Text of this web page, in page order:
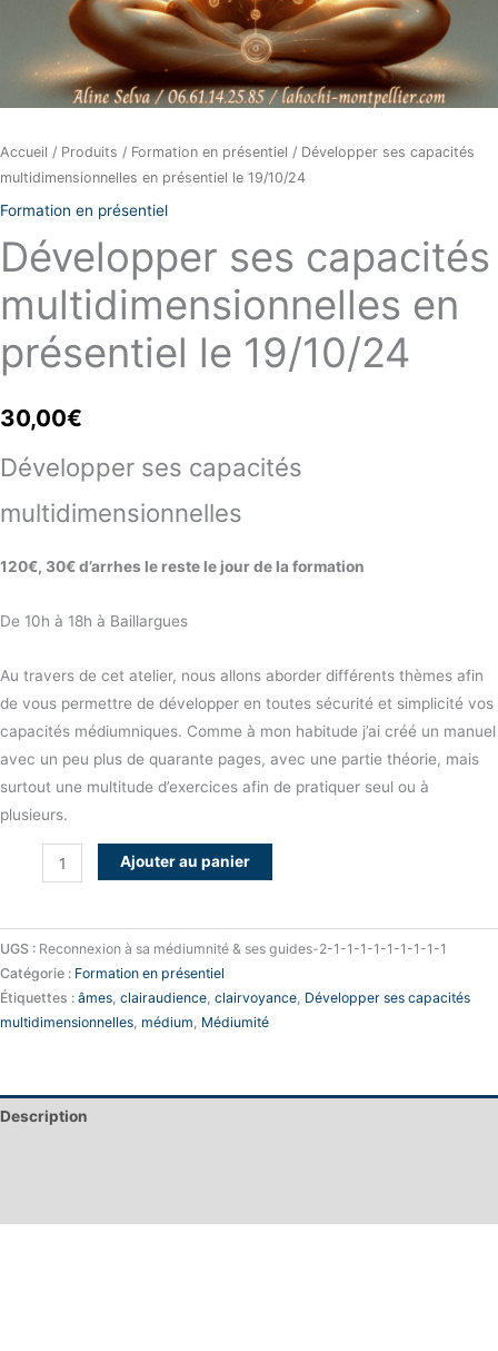
Accueil / Produits / Formation en présentiel / Développer ses capacités
multidimensionnelles en présentiel le 19/10/24
Formation en présentiel
Développer ses capacités
multidimensionnelles en
présentiel le 19/10/24
30,00€
Développer ses capacités
multidimensionnelles
120€, 30€ d’arrhes le reste le jour de la formation
De 10h à 18h à Baillargues
Au travers de cet atelier, nous allons aborder différents thèmes afin
de vous permettre de développer en toutes sécurité et simplicité vos
capacités médiumniques. Comme à mon habitude j’ai créé un manuel
avec un peu plus de quarante pages, avec une partie théorie, mais
surtout une multitude d’exercices afin de pratiquer seul ou à
plusieurs.
Ajouter au panier
UGS : Reconnexion à sa médiumnité & ses guides-2-1-1-1-1-1-1-1-1-1
Catégorie : Formation en présentiel
Étiquettes : âmes clairaudience clairvoyance Développer ses capacités
multidimensionnelles médium Médiumité
Description